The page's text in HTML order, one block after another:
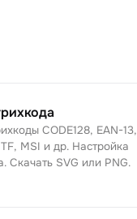
CODE128, EAN-13,
MSI и др. Настройка
Скачать SVG или PNG.